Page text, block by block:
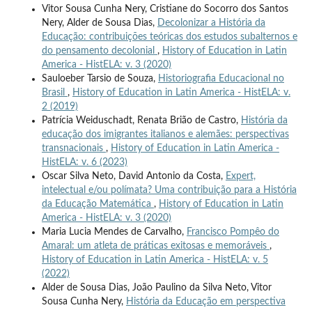
Vitor Sousa Cunha Nery, Cristiane do Socorro dos Santos
Nery, Alder de Sousa Dias, Decolonizar a História da
Educação: contribuições teóricas dos estudos subalternos e
do pensamento decolonial , History of Education in Latin
America - HistELA: v. 3 (2020)
Sauloeber Tarsio de Souza, Historiografia Educacional no
Brasil , History of Education in Latin America - HistELA: v.
2 (2019)
Patrícia Weiduschadt, Renata Brião de Castro, História da
educação dos imigrantes italianos e alemães: perspectivas
transnacionais , History of Education in Latin America -
HistELA: v. 6 (2023)
Oscar Silva Neto, David Antonio da Costa, Expert,
intelectual e/ou polímata? Uma contribuição para a História
da Educação Matemática , History of Education in Latin
America - HistELA: v. 3 (2020)
Maria Lucia Mendes de Carvalho, Francisco Pompêo do
Amaral: um atleta de práticas exitosas e memoráveis ,
History of Education in Latin America - HistELA: v. 5
(2022)
Alder de Sousa Dias, João Paulino da Silva Neto, Vitor
Sousa Cunha Nery, História da Educação em perspectiva